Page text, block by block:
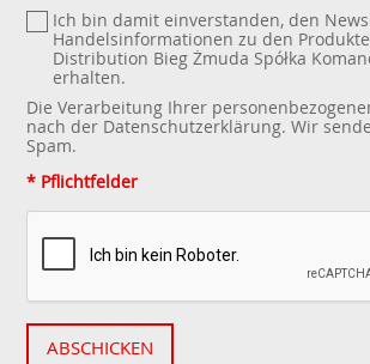
Ich bin damit einverstanden, den
Handelsinformationen zu den
Distribution Bieg Żmuda Spółka
erhalten.
Die Verarbeitung Ihrer
nach der Datenschutzerklärung. Wir
Spam.
* Pflichtfelder
ABSCHICKEN